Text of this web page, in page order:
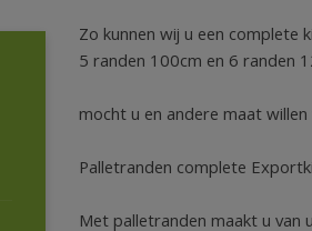
Zo kunnen wij u een complete
5 randen 100cm en 6 randen
mocht u en andere maat
Palletranden complete
Met palletranden maakt u